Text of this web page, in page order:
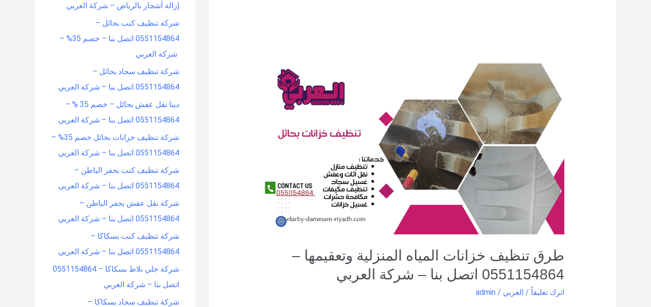
طرق تنظيف خزانات المياه المنزلية وتعقيمها –
0551154864 اتصل بنا – شركة العربي
اترك تعليقاً / العربي /
admin
تنظيف
خزانات
المياه
المنزلية
وتعقيمها
0551154864
اتصل
بنا –
شركة العربي
إزالة أشجار بالرياض – شركة العربي
شركة تنظيف كنب بحائل –
0551154864 اتصل بنا – خصم 35% –
شركة العربي
شركة تنظيف سجاد بحائل –
0551154864 اتصل بنا – شركة العربي
دينا نقل عفش بحائل – خصم 35 % –
0551154864 اتصل بنا – شركة العربي
شركة تنظيف خزانات بحائل خصم 35% –
0551154864 اتصل بنا – شركة العربي
شركة تنظيف كنب بحفر الباطن –
0551154864 اتصل بنا – شركة العربي
شركة نقل عفش بحفر الباطن –
0551154864 اتصل بنا – شركة العربي
شركة تنظيف كنب بسكاكا –
0551154864 اتصل بنا – شركة العربي
شركة جلي بلاط بسكاكا – 0551154864
اتصل بنا – شركة العربي
شركة تنظيف سجاد بسكاكا –